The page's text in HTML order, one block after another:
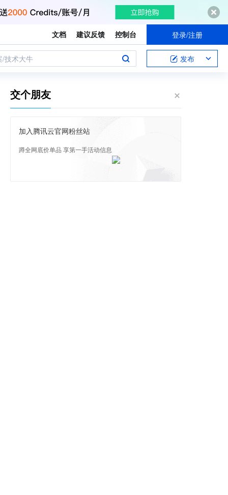
文档 建议反馈 控制台 登录/注册
/技术大牛 发布
交个朋友
加入腾讯云官网粉丝站
蹲全网底价单品 享第一手活动信息